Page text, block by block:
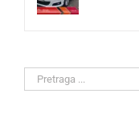
Search
for: